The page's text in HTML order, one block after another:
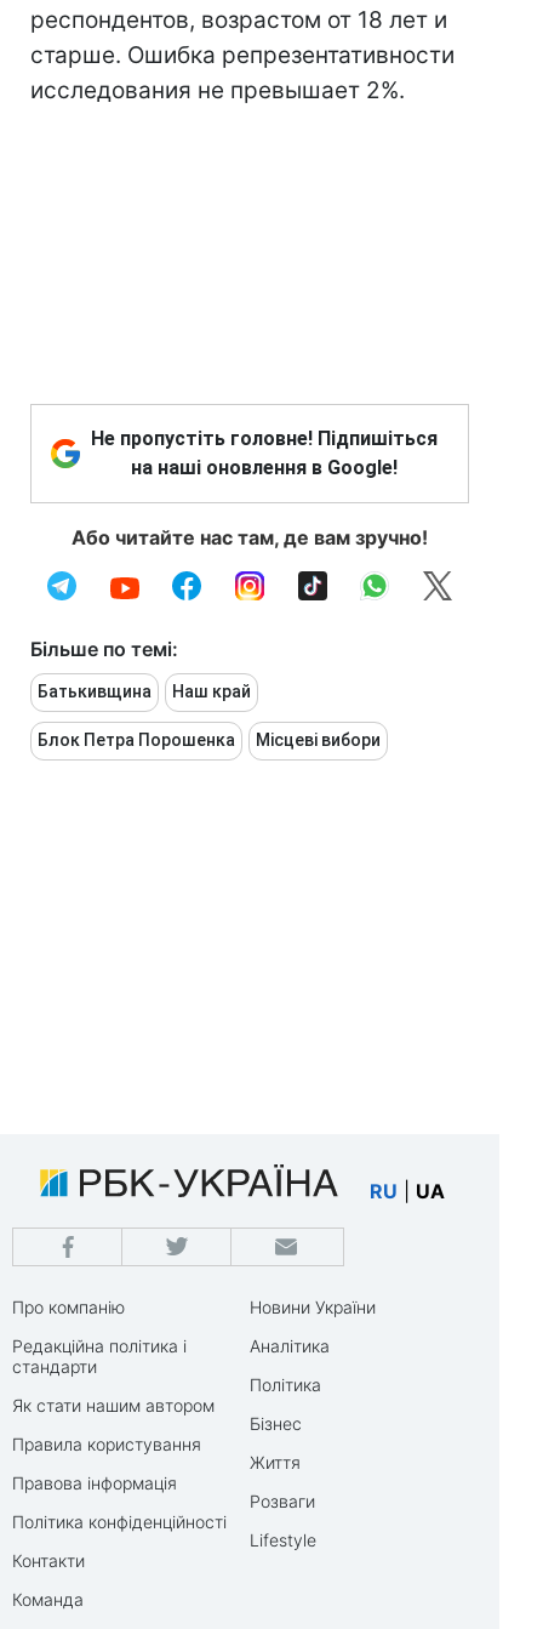
респондентов, возрастом от 18 лет и
старше. Ошибка репрезентативности
исследования не превышает 2%.
Не пропустіть головне! Підпишіться
на наші оновлення в Google!
Або читайте нас там, де вам зручно!
Більше по темі:
Батькивщина Наш край
Блок Петра Порошенка Місцеві вибори
RU UA
Про компанію
Редакційна політика і
стандарти
Як стати нашим автором
Правила користування
Правова інформація
Політика конфіденційності
Контакти
Команда
Новини України
Аналітика
Політика
Бізнес
Життя
Розваги
Lifestyle